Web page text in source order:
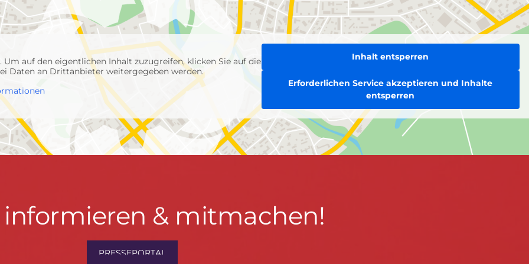
. Um auf den eigentlichen Inhalt zuzugreifen, klicken Sie auf die
Daten an Drittanbieter weitergegeben werden.
Inhalt entsperren
Erforderlichen Service akzeptieren und Inhalte
entsperren
& mitmachen!
PRESSEPORTAL